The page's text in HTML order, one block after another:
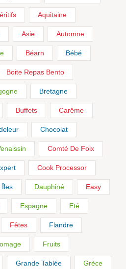
Aquitaine
Asie Automne
Béarn Bébé
Boite Repas Bento
Bretagne
Buffets Carême
Chocolat
Comté De Foix
Cook Processor
Îles Dauphiné Easy
Espagne Eté
Fêtes Flandre
Fruits
Grande Tablée Grèce